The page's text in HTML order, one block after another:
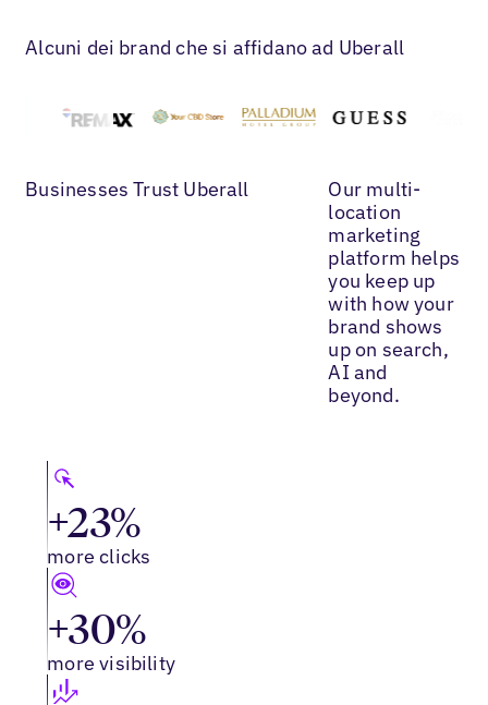
Alcuni dei brand che si affidano ad Uberall
Businesses Trust Uberall
Our multi-
location
marketing
platform helps
you keep up
with how your
brand shows
up on search,
AI and
beyond.
+23%
more clicks
+30%
more visibility